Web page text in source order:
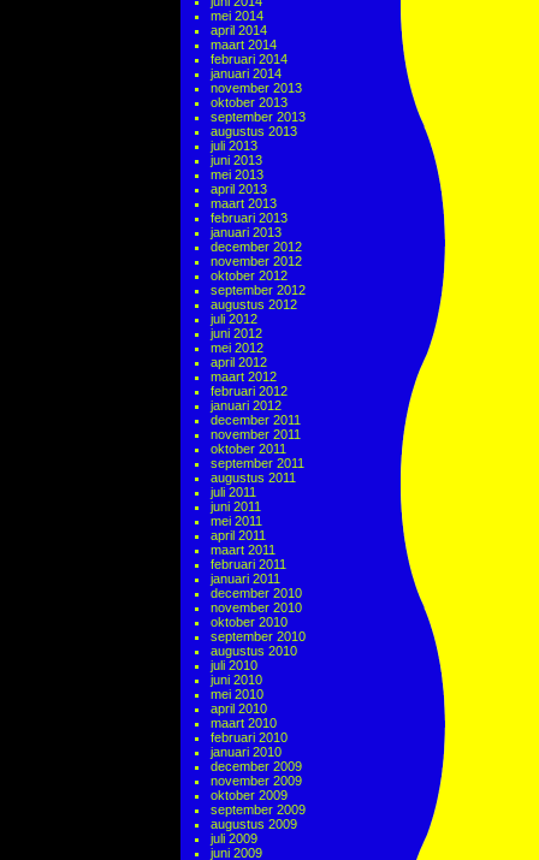
mei 2014
april 2014
maart 2014
februari 2014
januari 2014
november 2013
oktober 2013
september 2013
augustus 2013
juli 2013
juni 2013
mei 2013
april 2013
maart 2013
februari 2013
januari 2013
december 2012
november 2012
oktober 2012
september 2012
augustus 2012
juli 2012
juni 2012
mei 2012
april 2012
maart 2012
februari 2012
januari 2012
december 2011
november 2011
oktober 2011
september 2011
augustus 2011
juli 2011
juni 2011
mei 2011
april 2011
maart 2011
februari 2011
januari 2011
december 2010
november 2010
oktober 2010
september 2010
augustus 2010
juli 2010
juni 2010
mei 2010
april 2010
maart 2010
februari 2010
januari 2010
december 2009
november 2009
oktober 2009
september 2009
augustus 2009
juli 2009
juni 2009